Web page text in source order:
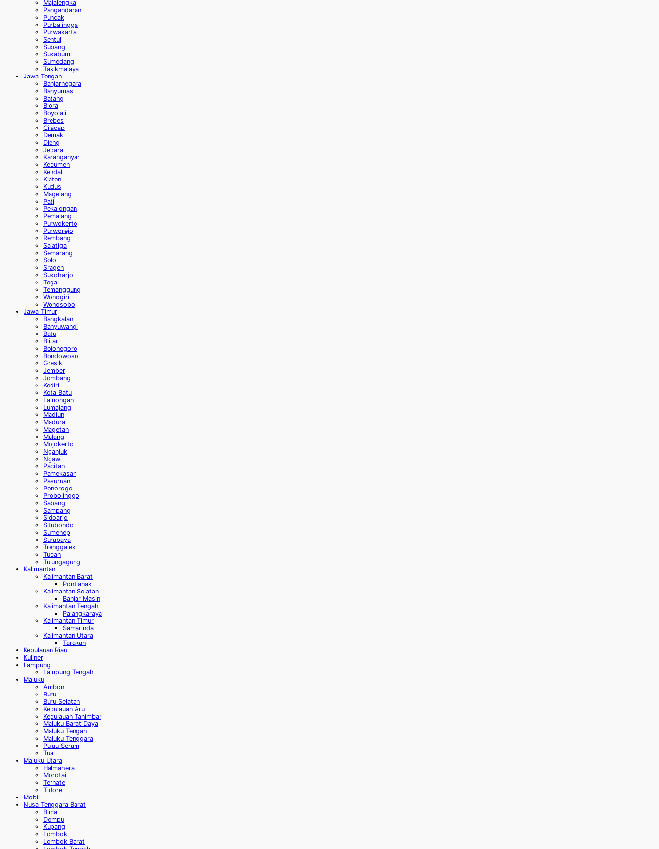
Majalengka
Pangandaran
Puncak
Purbalingga
Purwakarta
Sentul
Subang
Sukabumi
Sumedang
Tasikmalaya
Jawa Tengah
Banjarnegara
Banyumas
Batang
Blora
Boyolali
Brebes
Cilacap
Demak
Dieng
Jepara
Karanganyar
Kebumen
Kendal
Klaten
Kudus
Magelang
Pati
Pekalongan
Pemalang
Purwokerto
Purworejo
Rembang
Salatiga
Semarang
Solo
Sragen
Sukoharjo
Tegal
Temanggung
Wonogiri
Wonosobo
Jawa Timur
Bangkalan
Banyuwangi
Batu
Blitar
Bojonegoro
Bondowoso
Gresik
Jember
Jombang
Kediri
Kota Batu
Lamongan
Lumajang
Madiun
Madura
Magetan
Malang
Mojokerto
Nganjuk
Ngawi
Pacitan
Pamekasan
Pasuruan
Ponorogo
Probolinggo
Sabang
Sampang
Sidoarjo
Situbondo
Sumenep
Surabaya
Trenggalek
Tuban
Tulungagung
Kalimantan
Kalimantan Barat
Pontianak
Kalimantan Selatan
Banjar Masin
Kalimantan Tengah
Palangkaraya
Kalimantan Timur
Samarinda
Kalimantan Utara
Tarakan
Kepulauan Riau
Kuliner
Lampung
Lampung Tengah
Maluku
Ambon
Buru
Buru Selatan
Kepulauan Aru
Kepulauan Tanimbar
Maluku Barat Daya
Maluku Tengah
Maluku Tenggara
Pulau Seram
Tual
Maluku Utara
Halmahera
Morotai
Ternate
Tidore
Mobil
Nusa Tenggara Barat
Bima
Dompu
Kupang
Lombok
Lombok Barat